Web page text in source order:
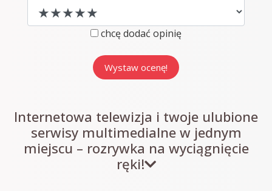
chcę dodać opinię
Internetowa telewizja i twoje ulubione
serwisy multimedialne w jednym
miejscu – rozrywka na wyciągnięcie
ręki!